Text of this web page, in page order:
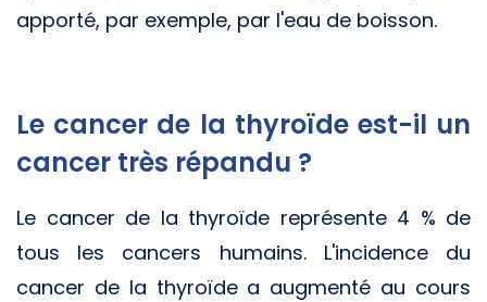
apporté, par exemple, par l'eau de boisson.
Le cancer de la thyroïde est-il un
cancer très répandu ?
Le cancer de la thyroïde représente 4 % de
tous les cancers humains. L'incidence du
cancer de la thyroïde a augmenté au cours